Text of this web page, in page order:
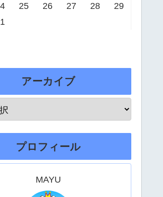
25 26 27 28
29
アーカイブ
プロフィール
MAYU